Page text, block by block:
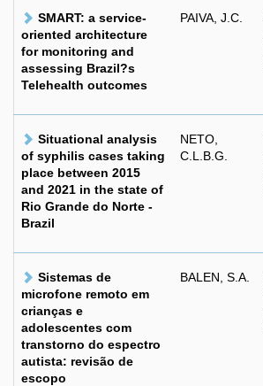
SMART: a service-
oriented architecture
for monitoring and
assessing Brazil?s
Telehealth outcomes
PAIVA, J.C.
Situational analysis
of syphilis cases taking
place between 2015
and 2021 in the state of
Rio Grande do Norte -
Brazil
NETO,
C.L.B.G.
Sistemas de
microfone remoto em
crianças e
adolescentes com
transtorno do espectro
autista: revisão de
escopo
BALEN, S.A.